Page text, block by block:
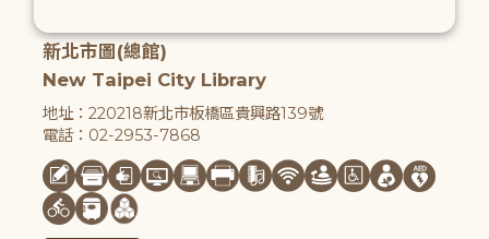
新北市圖(總館)
New Taipei City Library
地址：220218新北市板橋區貴興路139號
電話：02-2953-7868